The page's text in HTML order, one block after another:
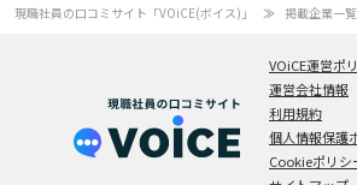
現職社員の口コミサイト「VOiCE(ボイス)」 掲載企業一覧
VOiCE運営ポ
運営会社情報
利用規約
個人情報保護
Cookieポリシ